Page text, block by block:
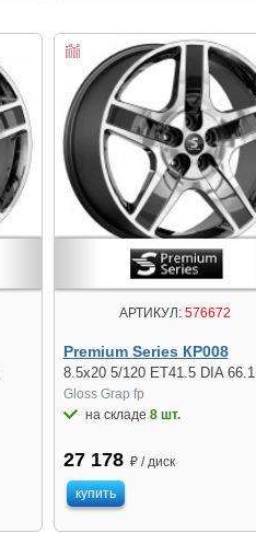
АРТИКУЛ: 576672
Premium Series КР008
8.5x20 5/120 ET41.5 DIA 66.1
Gloss Grap fp
на складе 8 шт.
27 178 ₽ / диск
купить